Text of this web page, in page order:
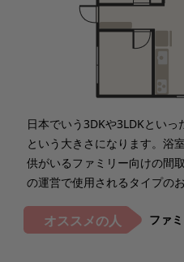
日本でいう3DKや3LDKとい
という大きさになります。浴
供がいるファミリー向けの間
の運営で使用されるタイプの
オススメの人 ファ